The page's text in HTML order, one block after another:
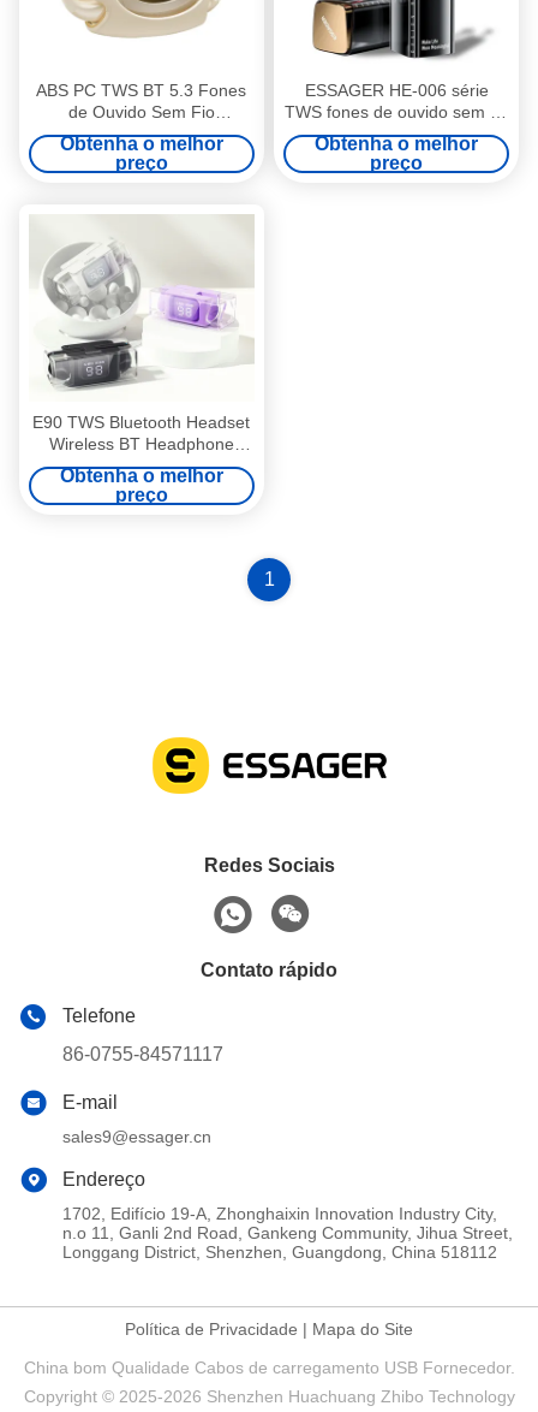
ABS PC TWS BT 5.3 Fones
de Ouvido Sem Fio
Impermeável Resistente ao
Suor
Obtenha o melhor
preço
ESSAGER HE-006 série
TWS fones de ouvido sem fio
BT5.3 Para Android
Obtenha o melhor
preço
E90 TWS Bluetooth Headset
Wireless BT Headphone
Earphone Para dispositivos
de reprodução Android Ap
Obtenha o melhor
preço
1
Redes Sociais
Contato rápido
Telefone
86-0755-84571117
E-mail
sales9@essager.cn
Endereço
1702, Edifício 19-A, Zhonghaixin Innovation Industry City,
n.o 11, Ganli 2nd Road, Gankeng Community, Jihua Street,
Longgang District, Shenzhen, Guangdong, China 518112
Política de Privacidade | Mapa do Site
China bom Qualidade Cabos de carregamento USB Fornecedor.
Copyright © 2025-2026 Shenzhen Huachuang Zhibo Technology